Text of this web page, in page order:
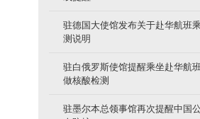
驻德国大使馆发布关于赴华航班
测说明
驻白俄罗斯使馆提醒乘坐赴华航
做核酸检测
驻墨尔本总领事馆再次提醒中国